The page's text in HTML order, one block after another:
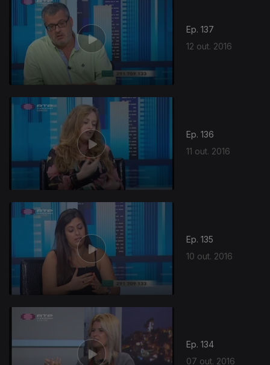
Ep. 137
12 out. 2016
Ep. 136
11 out. 2016
Ep. 135
10 out. 2016
Ep. 134
07 out. 2016